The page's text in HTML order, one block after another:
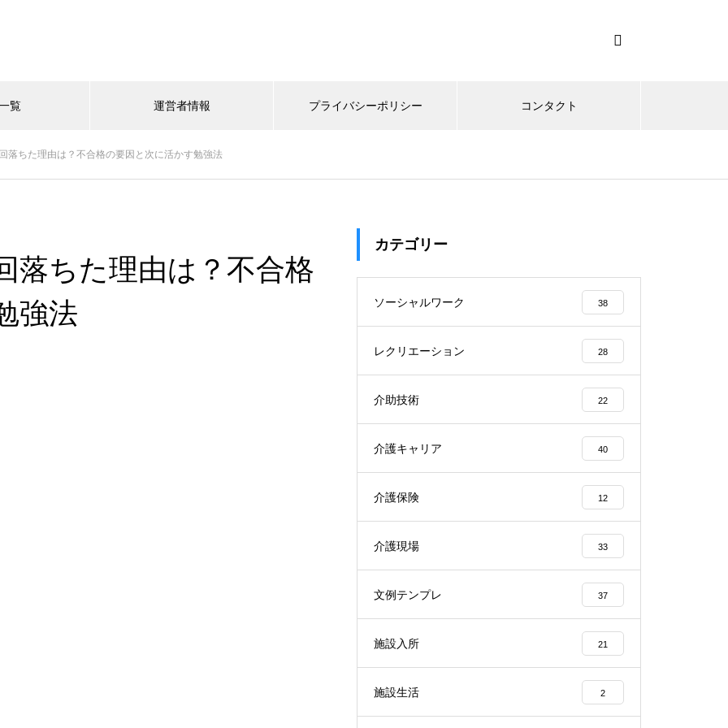
覧 運営者情報 プライバシーポリシー コンタクト
落ちた理由は？不合格の要因と次に活かす勉強法
落ちた理由は？不合格
強法
カテゴリー
ソーシャルワーク 38
レクリエーション 28
介助技術 22
介護キャリア 40
介護保険 12
介護現場 33
文例テンプレ 37
施設入所 21
施設生活 2